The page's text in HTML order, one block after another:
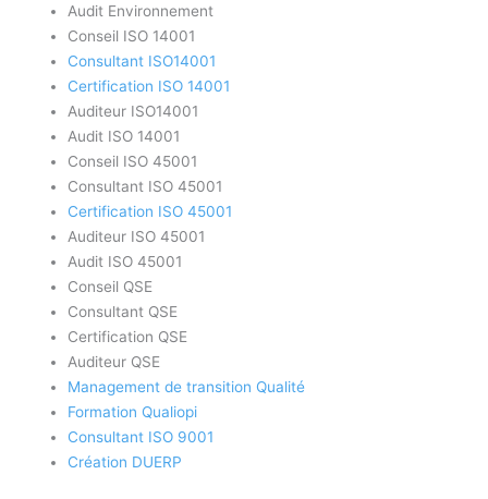
Audit Environnement
Conseil ISO 14001
Consultant ISO14001
Certification ISO 14001
Auditeur ISO14001
Audit ISO 14001
Conseil ISO 45001
Consultant ISO 45001
Certification ISO 45001
Auditeur ISO 45001
Audit ISO 45001
Conseil QSE
Consultant QSE
Certification QSE
Auditeur QSE
Management de transition Qualité
Formation Qualiopi
Consultant ISO 9001
Création DUERP